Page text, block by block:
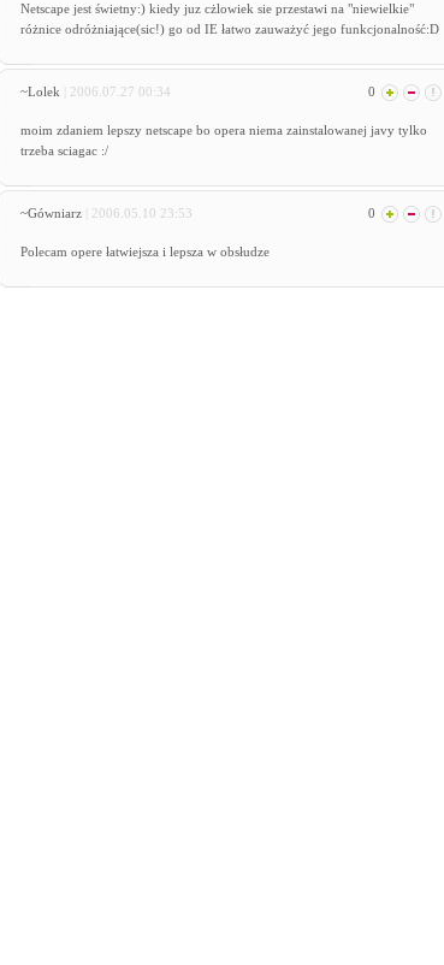
Netscape jest świetny:) kiedy juz cżlowiek sie przestawi na "niewielkie"
różnice odróżniające(sic!) go od IE łatwo zauważyć jego funkcjonalność:D
~Lolek | 2006.07.27 00:34 0
moim zdaniem lepszy netscape bo opera niema zainstalowanej javy tylko
trzeba sciagac :/
~Gówniarz | 2006.05.10 23:53 0
Polecam opere łatwiejsza i lepsza w obsłudze